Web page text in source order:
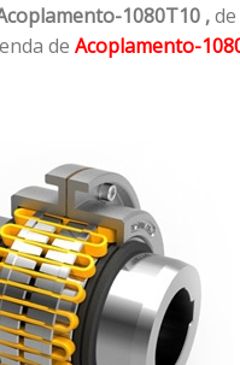
1080T10 ,
de Acoplamento-